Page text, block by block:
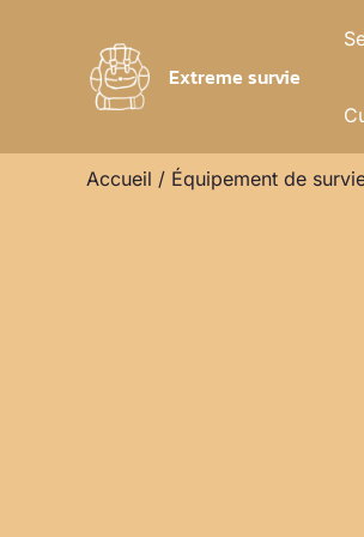
Extreme survie
Accueil Équipement de